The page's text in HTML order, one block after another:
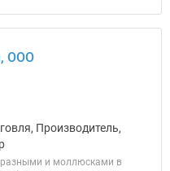
ООО
Производитель,
и моллюсками в